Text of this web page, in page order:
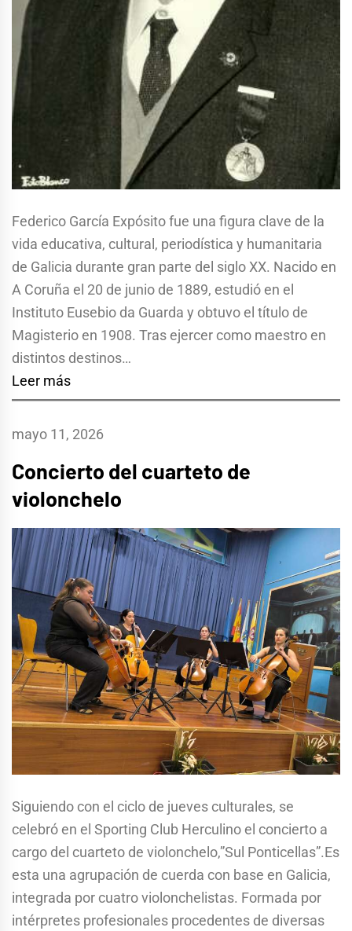
Federico García Expósito fue una figura clave de la
vida educativa, cultural, periodística y humanitaria
de Galicia durante gran parte del siglo XX. Nacido en
A Coruña el 20 de junio de 1889, estudió en el
Instituto Eusebio da Guarda y obtuvo el título de
Magisterio en 1908. Tras ejercer como maestro en
distintos destinos…
Leer más
mayo 11, 2026
Concierto del cuarteto de
violonchelo
Siguiendo con el ciclo de jueves culturales, se
celebró en el Sporting Club Herculino el concierto a
cargo del cuarteto de violonchelo,”Sul Ponticellas”.Es
esta una agrupación de cuerda con base en Galicia,
integrada por cuatro violonchelistas. Formada por
intérpretes profesionales procedentes de diversas